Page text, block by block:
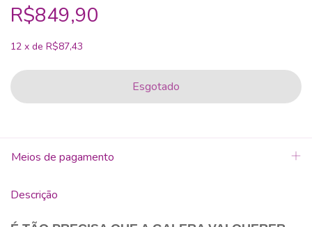
R$849,90
12 x de R$87,43
Meios de pagamento
Descrição